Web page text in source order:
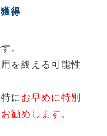
得
。
を終える可能性
に お早めに特別
勧めします。